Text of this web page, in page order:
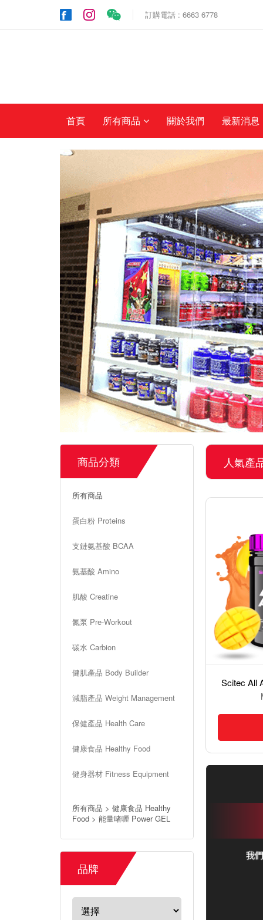
訂購電話 : 6663 6778
首頁 所有商品 關於我們 最新消息
商品分類
所有商品
蛋白粉 Proteins
支鏈氨基酸 BCAA
氨基酸 Amino
肌酸 Creatine
氮泵 Pre-Workout
碳水 Carbion
健肌產品 Body Builder
減脂產品 Weight Management
保健產品 Health Care
健康食品 Healthy Food
健身器材 Fitness Equipment
所有商品 > 健康食品 Healthy
Food > 能量啫喱 Power GEL
品牌
人氣產
MOP$1,000.00
加入購物車
Scitec All